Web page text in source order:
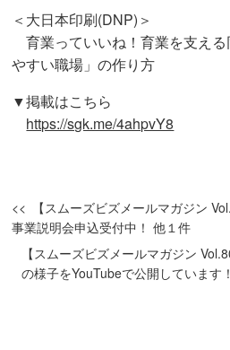
＜大日本印刷(DNP)＞
育業っていいね！育業を支え
やすい職場」の作り方
▼掲載はこちら
https://sgk.me/4ahpvY8
【スムーズビズメールマガジン
事業説明会申込受付中！ 他１件
【スムーズビズメールマガジン
の様子をYouTubeで公開していま